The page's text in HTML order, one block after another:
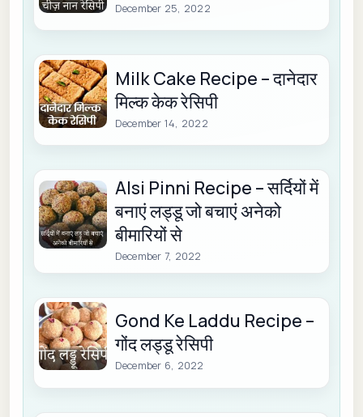
December 25, 2022
Milk Cake Recipe – दानेदार
मिल्क केक रेसिपी
December 14, 2022
Alsi Pinni Recipe – सर्दियों में
बनाएं लड्डू जो बचाएं अनेको
बीमारियों से
December 7, 2022
Gond Ke Laddu Recipe –
गोंद लड्डू रेसिपी
December 6, 2022